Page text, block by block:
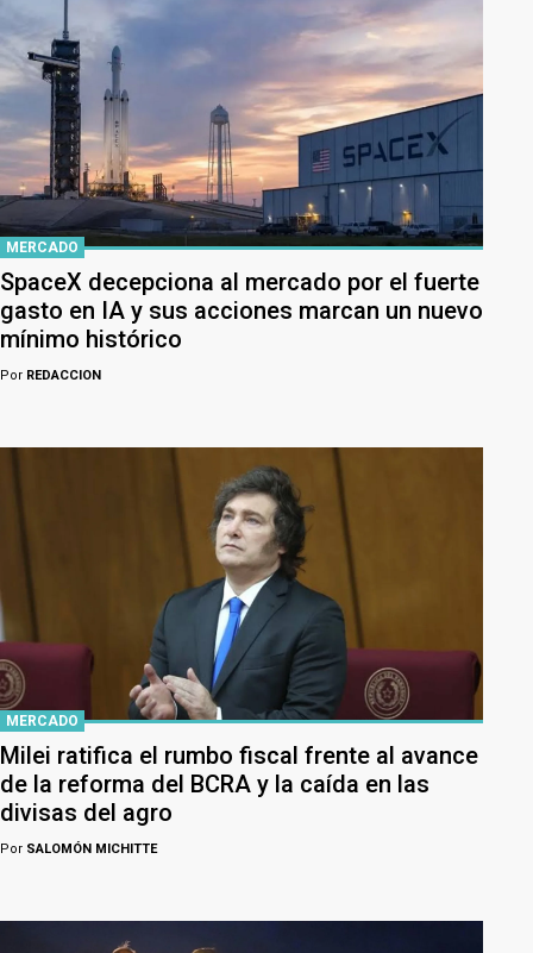
MERCADO
SpaceX decepciona al mercado por el fuerte
gasto en IA y sus acciones marcan un nuevo
mínimo histórico
Por REDACCION
MERCADO
Milei ratifica el rumbo fiscal frente al avance
de la reforma del BCRA y la caída en las
divisas del agro
Por SALOMÓN MICHITTE